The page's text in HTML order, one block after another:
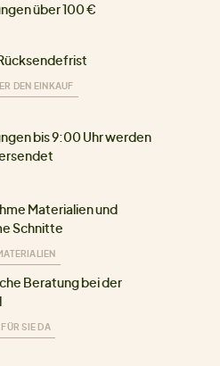
über 100 €
DEN EINKAUF
bis 9:00 Uhr werden
Materialien und
Schnitte
Beratung bei der
SIE DA